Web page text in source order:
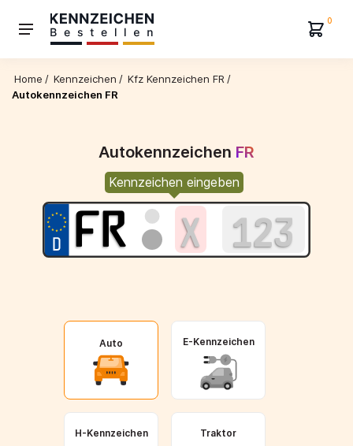
0
Home / Kennzeichen / Kfz Kennzeichen FR /
Autokennzeichen FR
Autokennzeichen FR
Kennzeichen eingeben
Auto E-Kennzeichen
H-Kennzeichen Traktor